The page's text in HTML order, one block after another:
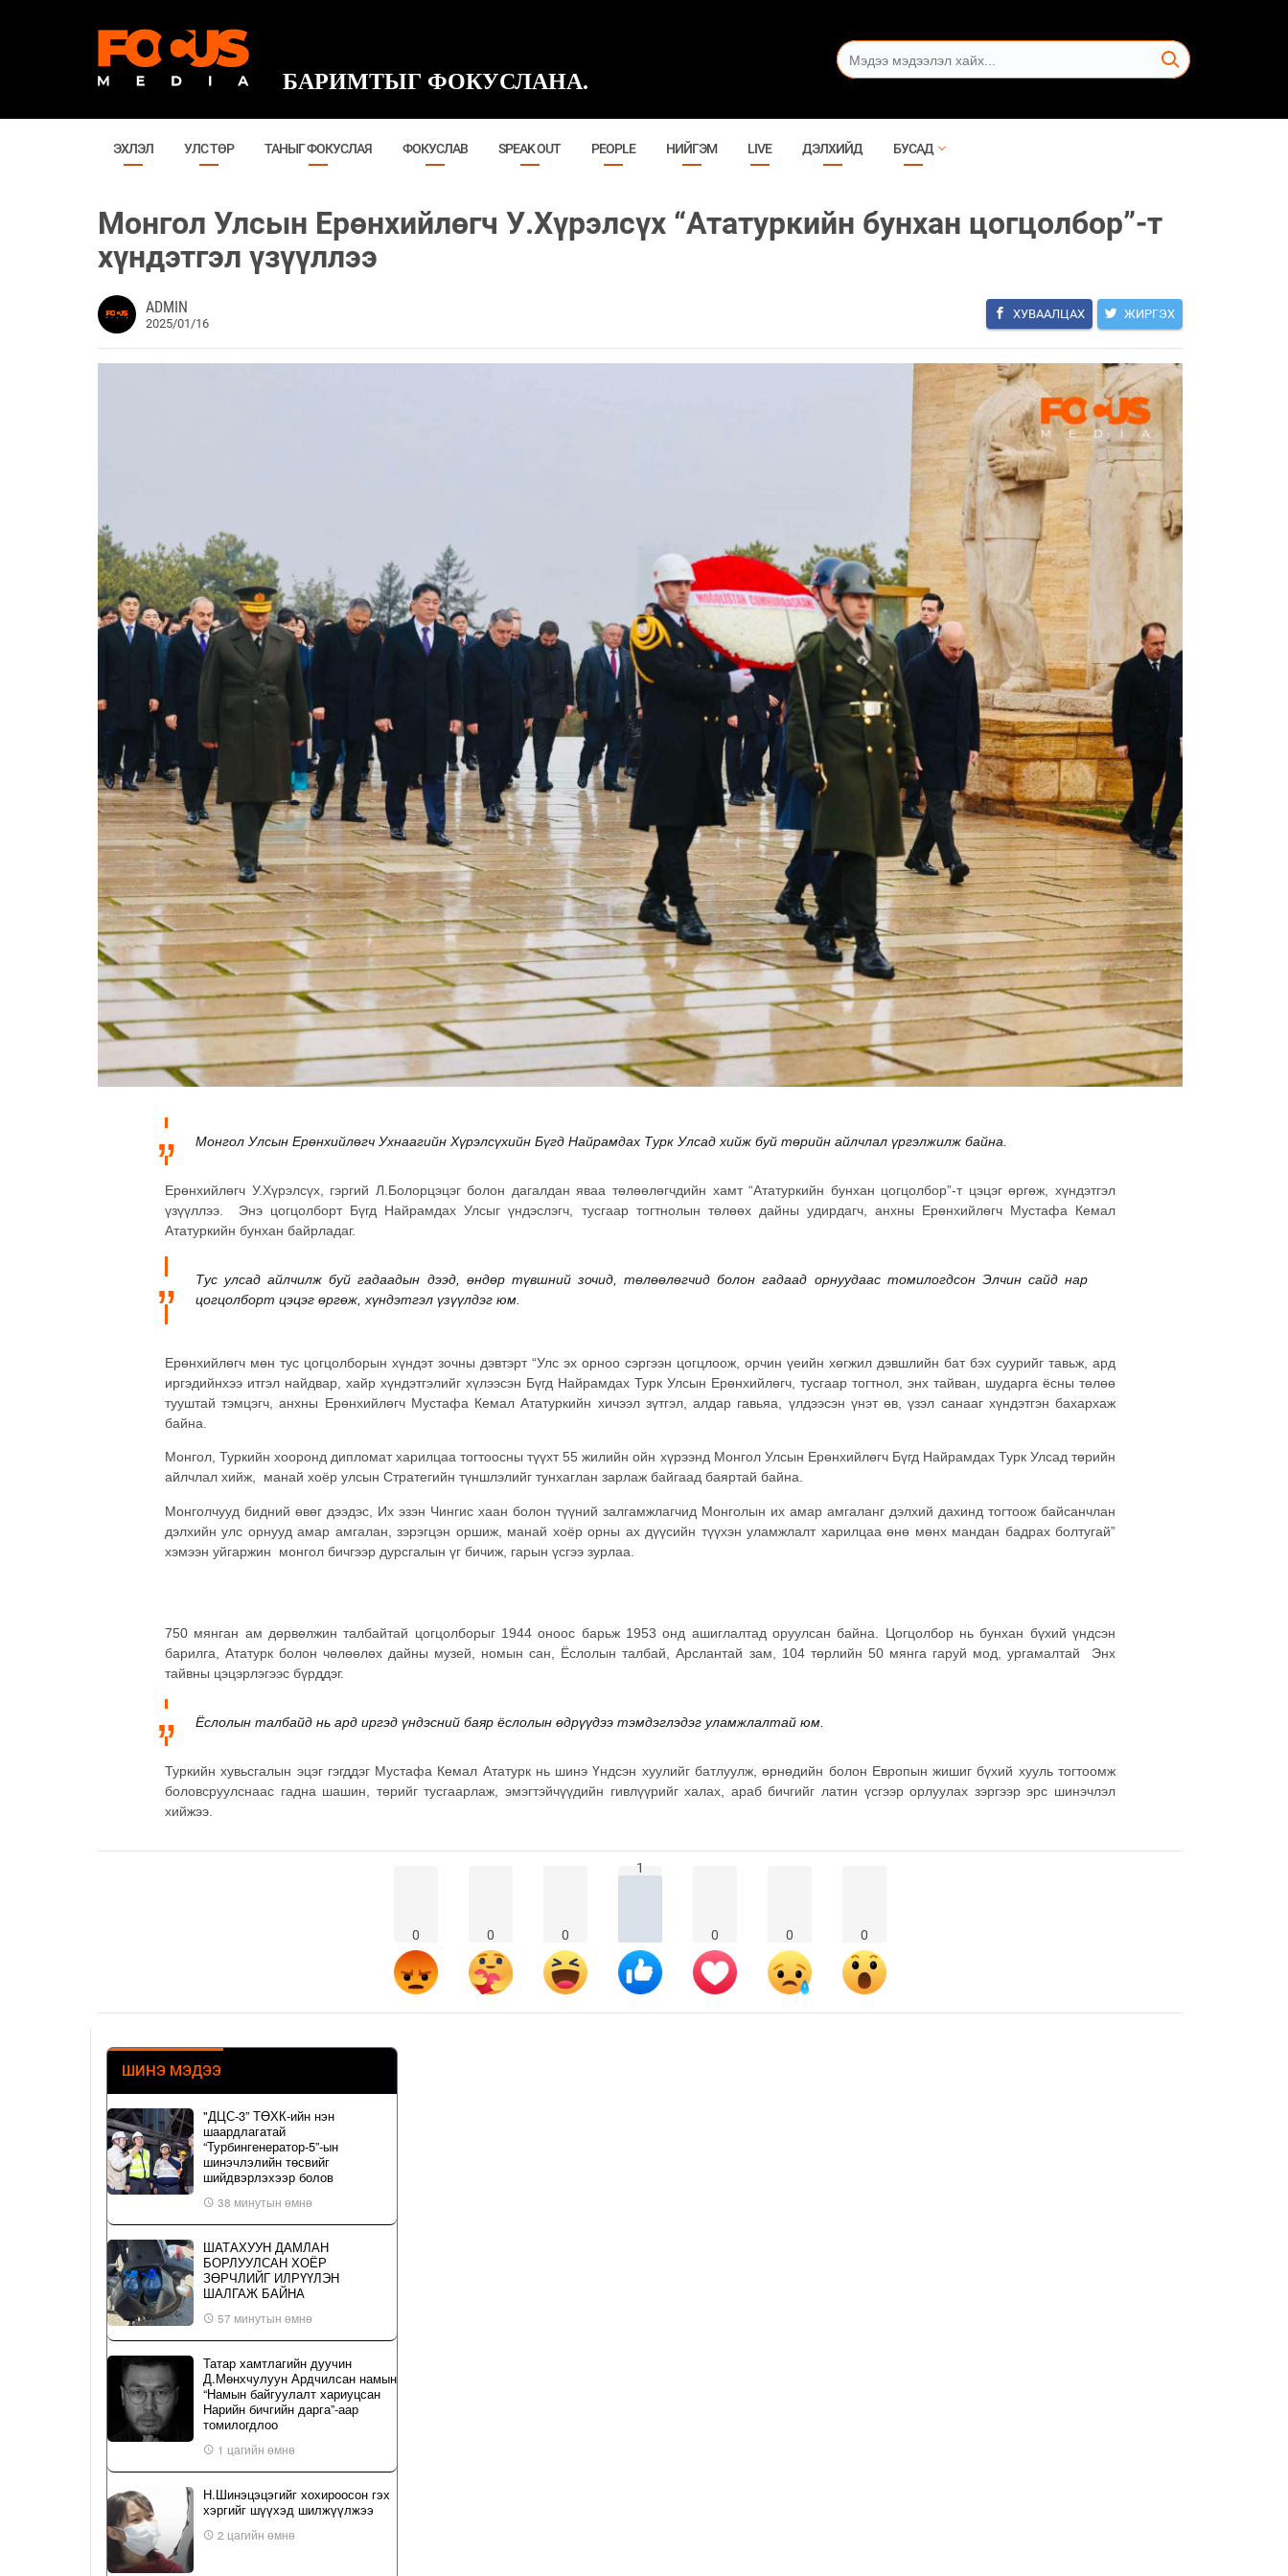
БАРИМТЫГ ФОКУСЛАНА.
ЭХЛЭЛ УЛС ТӨР ТАНЫГ ФОКУСЛАЯ ФОКУСЛАВ SPEAK OUT PEOPLE НИЙГЭМ LIVE ДЭЛХИЙД БУСАД
Монгол Улсын Ерөнхийлөгч У.Хүрэлсүх “Ататуркийн бунхан цогцолбор”-т
хүндэтгэл үзүүллээ
ADMIN
2025/01/16
ХУВААЛЦАХ ЖИРГЭХ
Монгол Улсын Ерөнхийлөгч Ухнаагийн Хүрэлсүхийн Бүгд Найрамдах Турк Улсад хийж буй төрийн айлчлал үргэлжилж байна.
Ерөнхийлөгч У.Хүрэлсүх, гэргий Л.Болорцэцэг болон дагалдан яваа төлөөлөгчдийн хамт “Ататуркийн бунхан цогцолбор”-т цэцэг өргөж, хүндэтгэл
үзүүллээ. Энэ цогцолборт Бүгд Найрамдах Улсыг үндэслэгч, тусгаар тогтнолын төлөөх дайны удирдагч, анхны Ерөнхийлөгч Мустафа Кемал
Ататуркийн бунхан байрладаг.
Тус улсад айлчилж буй гадаадын дээд, өндөр түвшний зочид, төлөөлөгчид болон гадаад орнуудаас томилогдсон Элчин сайд нар
цогцолборт цэцэг өргөж, хүндэтгэл үзүүлдэг юм.
Ерөнхийлөгч мөн тус цогцолборын хүндэт зочны дэвтэрт “Улс эх орноо сэргээн цогцлоож, орчин үеийн хөгжил дэвшлийн бат бэх суурийг тавьж, ард
иргэдийнхээ итгэл найдвар, хайр хүндэтгэлийг хүлээсэн Бүгд Найрамдах Турк Улсын Ерөнхийлөгч, тусгаар тогтнол, энх тайван, шударга ёсны төлөө
тууштай тэмцэгч, анхны Ерөнхийлөгч Мустафа Кемал Ататуркийн хичээл зүтгэл, алдар гавьяа, үлдээсэн үнэт өв, үзэл санааг хүндэтгэн бахархаж
байна.
Монгол, Туркийн хооронд дипломат харилцаа тогтоосны түүхт 55 жилийн ойн хүрээнд Монгол Улсын Ерөнхийлөгч Бүгд Найрамдах Турк Улсад төрийн
айлчлал хийж, манай хоёр улсын Стратегийн түншлэлийг тунхаглан зарлаж байгаад баяртай байна.
Монголчууд бидний өвөг дээдэс, Их эзэн Чингис хаан болон түүний залгамжлагчид Монголын их амар амгаланг дэлхий дахинд тогтоож байсанчлан
дэлхийн улс орнууд амар амгалан, зэрэгцэн оршиж, манай хоёр орны ах дүүсийн түүхэн уламжлалт харилцаа өнө мөнх мандан бадрах болтугай”
хэмээн уйгаржин монгол бичгээр дурсгалын үг бичиж, гарын үсгээ зурлаа.
750 мянган ам дөрвөлжин талбайтай цогцолборыг 1944 оноос барьж 1953 онд ашиглалтад оруулсан байна. Цогцолбор нь бунхан бүхий үндсэн
барилга, Ататурк болон чөлөөлөх дайны музей, номын сан, Ёслолын талбай, Арслантай зам, 104 төрлийн 50 мянга гаруй мод, ургамалтай Энх
тайвны цэцэрлэгээс бүрддэг.
Ёслолын талбайд нь ард иргэд үндэсний баяр ёслолын өдрүүдээ тэмдэглэдэг уламжлалтай юм.
Туркийн хувьсгалын эцэг гэгддэг Мустафа Кемал Ататурк нь шинэ Үндсэн хуулийг батлуулж, өрнөдийн болон Европын жишиг бүхий хууль тогтоомж
боловсруулснаас гадна шашин, төрийг тусгаарлаж, эмэгтэйчүүдийн гивлүүрийг халах, араб бичгийг латин үсгээр орлуулах зэргээр эрс шинэчлэл
хийжээ.
0 0 0
1
0 0 0
ШИНЭ МЭДЭЭ
"ДЦС-3” ТӨХК-ийн нэн
шаардлагатай
“Турбингенератор-5”-ын
шинэчлэлийн төсвийг
шийдвэрлэхээр болов
38 минутын өмнө
ШАТАХУУН ДАМЛАН
БОРЛУУЛСАН ХОЁР
ЗӨРЧЛИЙГ ИЛРҮҮЛЭН
ШАЛГАЖ БАЙНА
57 минутын өмнө
Татар хамтлагийн дуучин
Д.Мөнхчулуун Ардчилсан намын
“Намын байгуулалт хариуцсан
Нарийн бичгийн дарга”-аар
томилогдлоо
1 цагийн өмнө
Н.Шинэцэцэгийг хохироосон гэх
хэргийг шүүхэд шилжүүлжээ
2 цагийн өмнө